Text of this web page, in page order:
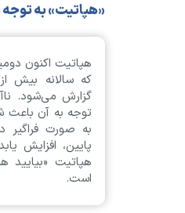
«هپاتیت» به توجه
هپاتیت اکنون
گزارش می‌شود.
توجه به آن باعث
به صورت
پایین، افزایش
هپاتیت
است.